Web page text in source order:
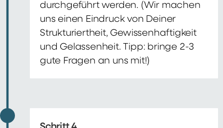
durchgeführt werden. (Wir machen
uns einen Eindruck von Deiner
Strukturiertheit, Gewissenhaftigkeit
und Gelassenheit. Tipp: bringe 2-3
gute Fragen an uns mit!)